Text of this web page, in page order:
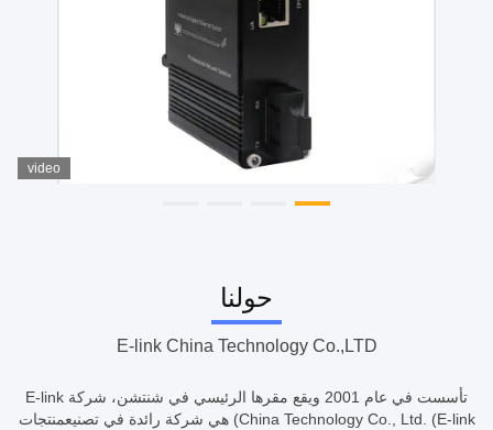
video
حولنا
E-link China Technology Co.,LTD
تأسست في عام 2001 ويقع مقرها الرئيسي في شنتشن، شركة E-link
China Technology Co., Ltd. (E-link) هي شركة رائدة في تصنيعمنتجات